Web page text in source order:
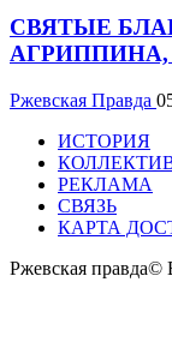
СВЯТЫЕ
Ржевская Правда
ИСТОРИЯ
РЕКЛАМА
СВЯЗЬ
КАРТА
Ржевская